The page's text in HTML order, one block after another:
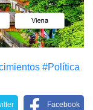
#Política
Facebook